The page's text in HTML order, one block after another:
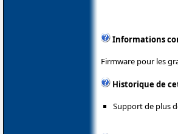
Informations
Firmware pour les
Historique de
Support de plus